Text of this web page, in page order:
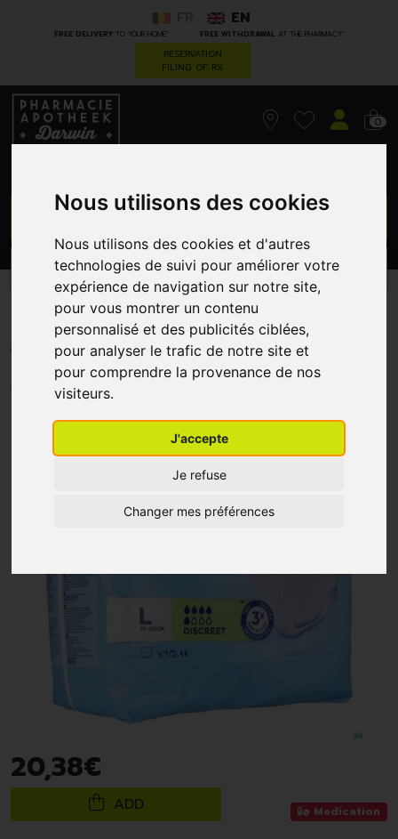
Nous utilisons des cookies
Nous utilisons des cookies et d'autres
technologies de suivi pour améliorer votre
expérience de navigation sur notre site,
pour vous montrer un contenu
personnalisé et des publicités ciblées,
pour analyser le trafic de notre site et
pour comprendre la provenance de nos
visiteurs.
J'accepte
Je refuse
Changer mes préférences
FREE DELIVERYTO YOUR HOME* FREE WITHDRAWAL AT THE PHARMACY*
EN
RESERVATION
FILING OF RX
0
CATEGORIES PROMOS
Tena Pants Discreet Large
ECOPHARMA SUPPLY SPRL
20,38€
ADD Medication